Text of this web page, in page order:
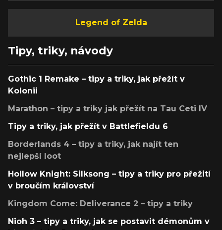
Legend of Zelda
Tipy, triky, návody
Gothic 1 Remake – tipy a triky, jak přežít v
Kolonii
Marathon – tipy a triky jak přežít na Tau Ceti IV
Tipy a triky, jak přežít v Battlefieldu 6
Borderlands 4 – tipy a triky, jak najít ten
nejlepší loot
Hollow Knight: Silksong – tipy a triky pro přežití
v broučím království
Kingdom Come: Deliverance 2 – tipy a triky
Nioh 3 – tipy a triky, jak se postavit démonům v